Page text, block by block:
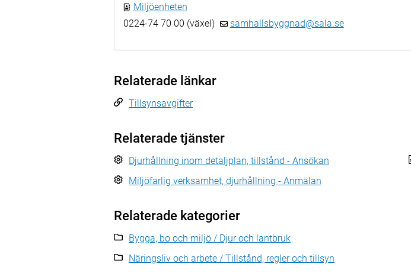
Miljöenheten
0224-74 70 00 (växel)
samhallsbyggnad@sala.se
Relaterade länkar
Tillsynsavgifter
Relaterade tjänster
Djurhållning inom detaljplan, tillstånd - Ansökan
Miljöfarlig verksamhet, djurhållning - Anmälan
Relaterade kategorier
Bygga, bo och miljö / Djur och lantbruk
Näringsliv och arbete / Tillstånd, regler och tillsyn